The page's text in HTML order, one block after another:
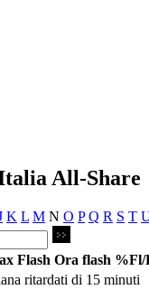
All-Share
K L M N O P Q R S T
Flash Ora flash %Fl/
ritardati di 15 minuti